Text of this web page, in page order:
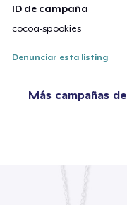
ID de campaña
cocoa-spookies
Denunciar esta listing
Más campañas de